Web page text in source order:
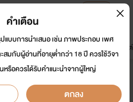
อีบุ๊ก การ์ตูน
มาใหม่
ดรีมแชท ธัญลิสต์
ายเพื่อนรัก.
คำเตือน
แบบการนำเสนอ เช่น ภาพประกอบ เพศ
สมกับผู้อ่านที่อายุต่ำกว่า 18 ปี ควรใช้วิจา
รือควรได้รับคำแนะนำจากผู้ใหญ่
ตกลง